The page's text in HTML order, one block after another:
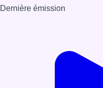
Dernière émission